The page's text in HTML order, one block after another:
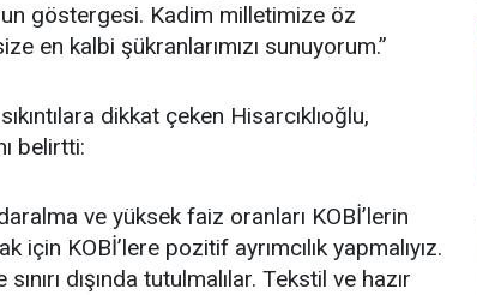
göstergesi. Kadim milletimize öz
en kalbi şükranlarımızı sunuyorum.”
dikkat çeken Hisarcıklıoğlu,
belirtti:
ve yüksek faiz oranları KOBİ’lerin
KOBİ’lere pozitif ayrımcılık yapmalıyız.
dışında tutulmalılar. Tekstil ve hazır